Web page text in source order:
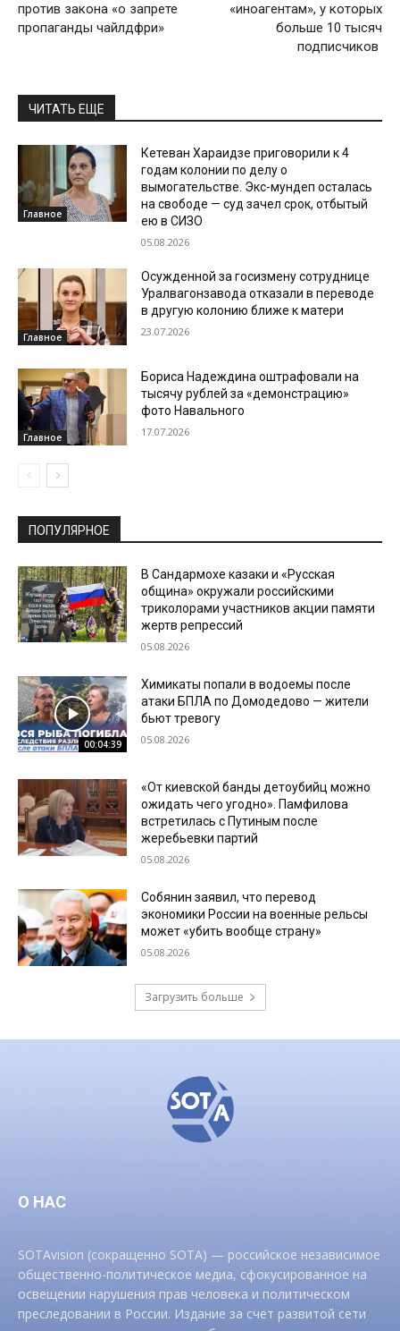
против закона «о запрете
пропаганды чайлдфри»
«иноагентам», у которых
больше 10 тысяч
подписчиков
ЧИТАТЬ ЕЩЕ
Главное
Кетеван Хараидзе приговорили к 4
годам колонии по делу о
вымогательстве. Экс-мундеп осталась
на свободе — суд зачел срок, отбытый
ею в СИЗО
05.08.2026
Главное
Осужденной за госизмену сотруднице
Уралвагонзавода отказали в переводе
в другую колонию ближе к матери
23.07.2026
Главное
Бориса Надеждина оштрафовали на
тысячу рублей за «демонстрацию»
фото Навального
17.07.2026
ПОПУЛЯРНОЕ
В Сандармохе казаки и «Русская
община» окружали российскими
триколорами участников акции памяти
жертв репрессий
05.08.2026
00:04:39
Химикаты попали в водоемы после
атаки БПЛА по Домодедово — жители
бьют тревогу
05.08.2026
«От киевской банды детоубийц можно
ожидать чего угодно». Памфилова
встретилась с Путиным после
жеребьевки партий
05.08.2026
Собянин заявил, что перевод
экономики России на военные рельсы
может «убить вообще страну»
05.08.2026
Загрузить больше
О НАС
SOTAvision (сокращенно SOTA) — российское независимое
общественно-политическое медиа, сфокусированное на
освещении нарушения прав человека и политическом
преследовании в России. Издание за счет развитой сети